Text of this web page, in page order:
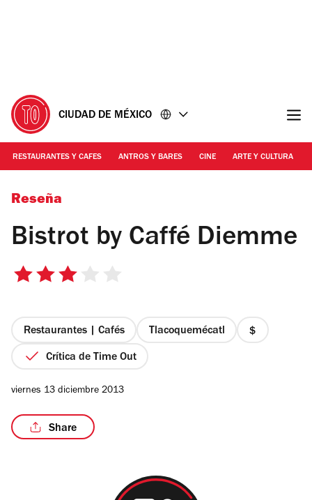
CIUDAD DE MÉXICO
RESTAURANTES Y CAFES ANTROS Y BARES CINE ARTE Y CULTURA
Foto: Khrystell Zavaleta
Reseña
Bistrot by Caffé Diemme
3
estrellas
Restaurantes | Cafés Tlacoquemécatl
precio
Crítica de Time Out
viernes 13 diciembre 2013
Share